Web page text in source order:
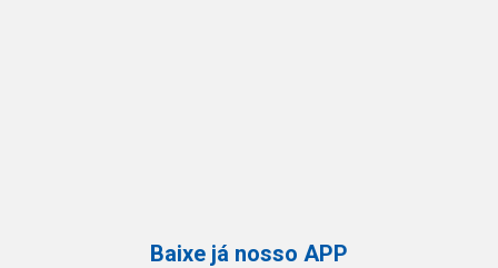
Baixe já nosso APP